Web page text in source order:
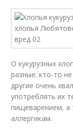
О кукурузных
разные: кто-то
другие очень
употреблять их
пищеварением, а
аллергикам.